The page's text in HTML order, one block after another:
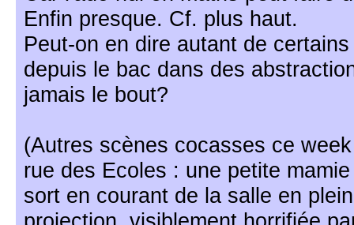
Enfin presque. Cf. plus haut.
Peut-on en dire autant de
depuis le bac dans des
jamais le bout?
(Autres scènes cocasses ce
rue des Ecoles : une petite
sort en courant de la salle en